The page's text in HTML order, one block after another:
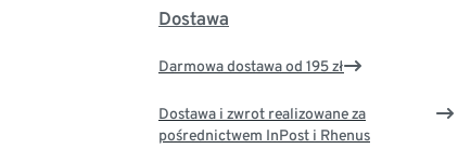
Dostawa
Darmowa dostawa od 195 zł
Dostawa i zwrot realizowane za
pośrednictwem InPost i Rhenus